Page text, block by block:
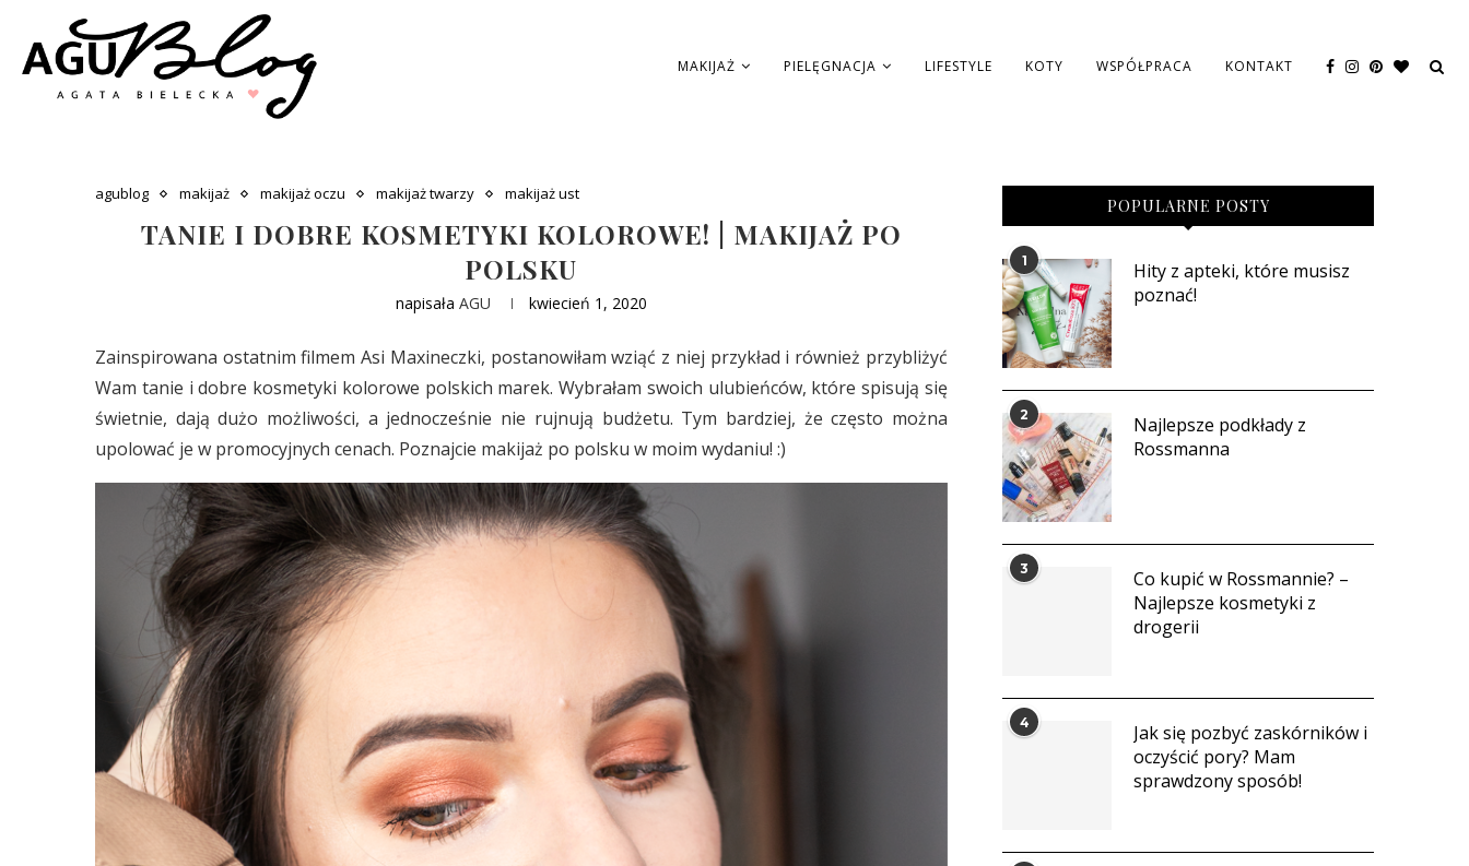
MAKIJAŻ PIELĘGNACJA LIFESTYLE KOTY WSPÓŁPRACA KONTAKT
agublog makijaż makijaż oczu makijaż twarzy makijaż ust
TANIE I DOBRE KOSMETYKI KOLOROWE! | MAKIJAŻ PO
POLSKU
napisała AGU kwiecień 1, 2020
Zainspirowana ostatnim filmem Asi Maxineczki, postanowiłam wziąć z niej przykład i również przybliżyć
Wam tanie i dobre kosmetyki kolorowe polskich marek. Wybrałam swoich ulubieńców, które spisują się
świetnie, dają dużo możliwości, a jednocześnie nie rujnują budżetu. Tym bardziej, że często można
upolować je w promocyjnych cenach. Poznajcie makijaż po polsku w moim wydaniu! :)
POPULARNE POSTY
1
Hity z apteki, które musisz
poznać!
2
Najlepsze podkłady z
Rossmanna
3
Co kupić w Rossmannie? –
Najlepsze kosmetyki z
drogerii
4
Jak się pozbyć zaskórników i
oczyścić pory? Mam
sprawdzony sposób!